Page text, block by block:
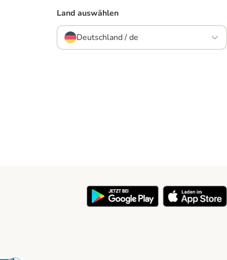
Land auswählen
Deutschland / de